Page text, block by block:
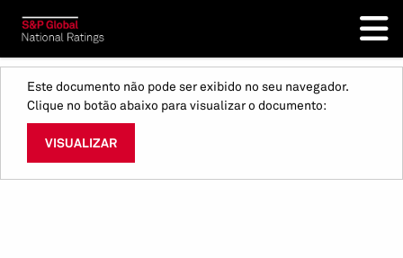
Este documento não pode ser exibido no seu navegador.
Clique no botão abaixo para visualizar o documento:
VISUALIZAR